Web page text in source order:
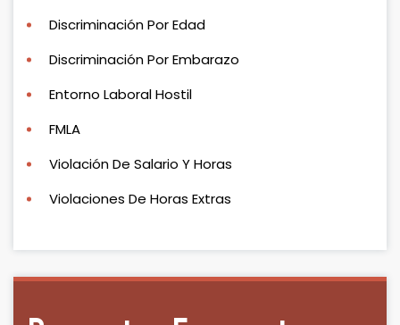
Discriminación Por Edad
Discriminación Por Embarazo
Entorno Laboral Hostil
FMLA
Violación De Salario Y Horas
Violaciones De Horas Extras